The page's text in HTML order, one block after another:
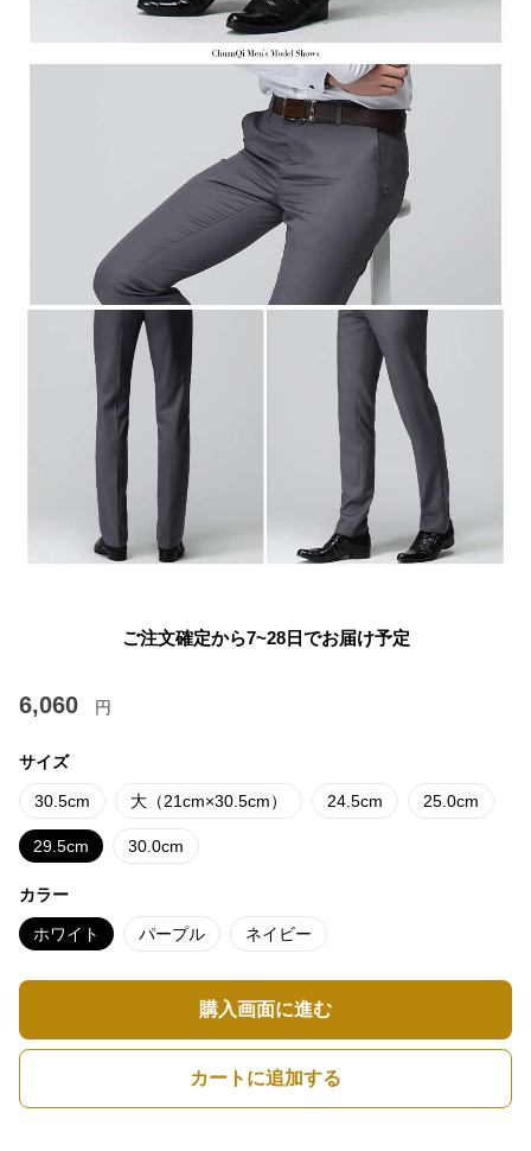
ご注文確定から7~28日でお届け予定
6,060 円
サイズ
30.5cm 大（21cm×30.5cm） 24.5cm 25.0cm
29.5cm 30.0cm
カラー
ホワイト パープル ネイビー
購入画面に進む
カートに追加する